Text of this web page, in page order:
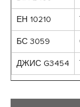
ЕН 10210
БС 3059
ДЖИС G3454